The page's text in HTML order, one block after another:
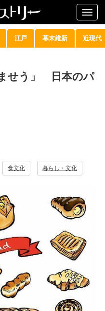
江戸 幕末維新 近現代
せう」 日本のパ
食文化 暮らし・文化